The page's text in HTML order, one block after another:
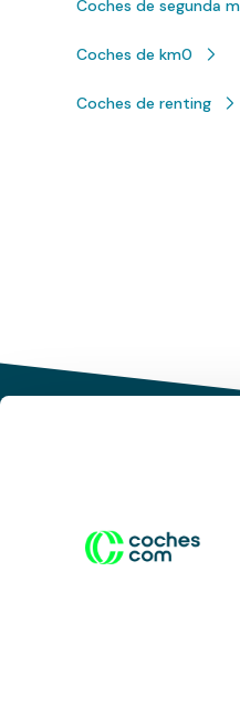
Coches de segunda
Coches de km0
Coches de renting
Conduce tu
desata tu